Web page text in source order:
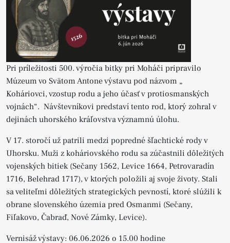
Pri príležitosti 500. výročia bitky pri Moháči pripravilo
Múzeum vo Svätom Antone výstavu pod názvom „
Koháriovci, vzostup rodu a jeho účasť v protiosmanských
vojnách“. Návštevníkovi predstaví tento rod, ktorý zohral v
dejinách uhorského kráľovstva významnú úlohu.
V 17. storočí už patrili medzi popredné šľachtické rody v
Uhorsku. Muži z koháriovského rodu sa zúčastnili dôležitých
vojenských bitiek (Sečany 1562, Levice 1664, Petrovaradín
1716, Belehrad 1717), v ktorých položili aj svoje životy. Stali
sa veliteľmi dôležitých strategických pevností, ktoré slúžili k
obrane slovenského územia pred Osmanmi (Sečany,
Fiľakovo, Čabraď, Nové Zámky, Levice).
Vernisáž výstavy: 06.06.2026 o 15.00 hodine